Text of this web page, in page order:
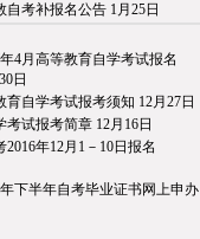
自考补报名公告1月25日
4月高等教育自学考试报名
日
育自学考试报考须知 12月27日
考试报考简章12月16日
年12月1－10日报名
下半年自考毕业证书网上申办